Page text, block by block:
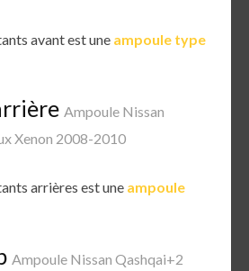
avant est une ampoule type
Ampoule Nissan
Xenon 2008-2010
arrières est une ampoule
Ampoule Nissan Qashqai+2